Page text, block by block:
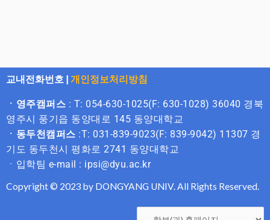
교내전화번호 | 개인정보처리방침
ㆍ영주캠퍼스 : T: 054-630-1025(F: 630-1028) 36040 경북
영주시 풍기읍 동양대로 145 동양대학교
ㆍ동두천캠퍼스 :T: 031-839-9023(F: 839-9042) 11307 경
기도 동두천시 평화로 2741 동양대학교
ㆍ입학팀 e-mail : ipsi@dyu.ac.kr
Copyright © 2023 by DONGYANG UNIV. All Rights Reserved.